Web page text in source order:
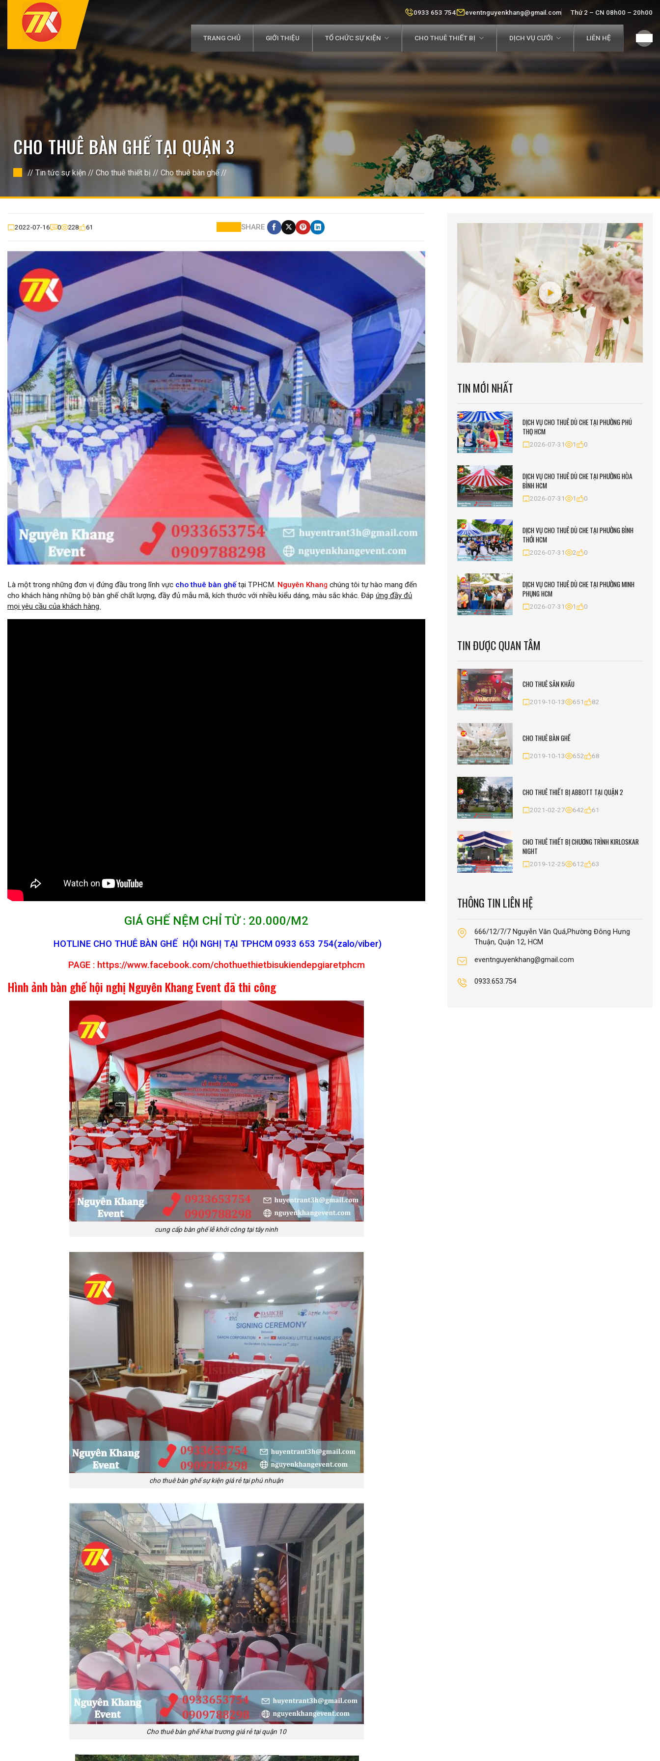
0933 653 754 eventnguyenkhang@gmail.com Thứ 2 – CN 08h00 – 20h00
TRANG CHỦ GIỚI THIỆU TỔ CHỨC SỰ KIỆN CHO THUÊ THIẾT BỊ DỊCH VỤ CƯỚI LIÊN HỆ
CHO THUÊ BÀN GHẾ TẠI QUẬN 3
//Tin tức sự kiện // Cho thuê thiết bị // Cho thuê bàn ghế//
2022-07-16 0 228 61 SHARE
Là một trong những đơn vị đứng đầu trong lĩnh vực cho thuê bàn ghếtại TPHCM. Nguyên Khang chúng tôi tự hào mang đến
cho khách hàng những bộ bàn ghế chất lượng, đầy đủ mẫu mã, kích thước với nhiều kiểu dáng, màu sắc khác. Đáp ứng đầy đủ
mọi yêu cầu của khách hàng.
GIÁ GHẾ NỆM CHỈ TỪ : 20.000/M2
HOTLINE CHO THUÊ BÀN GHẾ HỘI NGHỊ TẠI TPHCM 0933 653 754(zalo/viber)
PAGE :https://www.facebook.com/chothuethietbisukiendepgiaretphcm
Hình ảnh bàn ghế hội nghị Nguyên Khang Event đã thi công
cung cấp bàn ghế lễ khởi công tại tây ninh
cho thuê bàn ghế sự kiện giá rẻ tại phú nhuận
Cho thuê bàn ghế khai trương giá rẻ tại quận 10
TIN MỚI NHẤT
DỊCH VỤ CHO THUÊ DÙ CHE TẠI PHƯỜNG PHÚ
THỌ HCM
2026-07-31 1 0
DỊCH VỤ CHO THUÊ DÙ CHE TẠI PHƯỜNG HÒA
BÌNH HCM
2026-07-31 1 0
DỊCH VỤ CHO THUÊ DÙ CHE TẠI PHƯỜNG BÌNH
THỚI HCM
2026-07-31 2 0
DỊCH VỤ CHO THUÊ DÙ CHE TẠI PHƯỜNG MINH
PHỤNG HCM
2026-07-31 1 0
TIN ĐƯỢC QUAN TÂM
CHO THUÊ SÂN KHẤU
2019-10-13 651 82
CHO THUÊ BÀN GHẾ
2019-10-13 652 68
CHO THUÊ THIẾT BỊ ABBOTT TẠI QUẬN 2
2021-02-27 642 61
CHO THUÊ THIẾT BỊ CHƯƠNG TRÌNH KIRLOSKAR
NIGHT
2019-12-25 612 63
THÔNG TIN LIÊN HỆ
666/12/7/7 Nguyễn Văn Quá,Phường Đông Hưng
Thuận, Quận 12, HCM
eventnguyenkhang@gmail.com
0933.653.754